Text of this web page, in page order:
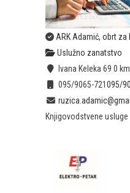
ARK Adamić, obrt
Uslužno zanatstvo
Ivana Keleka 69 0 km
095/9065-721095/
Knjigovodstvene usluge